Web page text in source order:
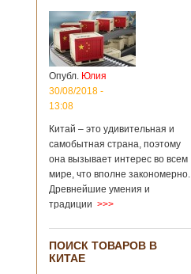
Опубл. Юлия
30/08/2018 -
13:08
Китай – это удивительная и
самобытная страна, поэтому
она вызывает интерес во всем
мире, что вполне закономерно.
Древнейшие умения и
традиции >>>
ПОИСК ТОВАРОВ В
КИТАЕ